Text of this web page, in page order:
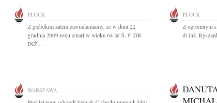
PŁOCK
Z głębokim żalem zawiadamiamy, że w dniu 22
grudnia 2009 roku zmarł w wieku 64 lat Ś. P. DR
INŻ....
PŁOCK
Z ogromnym
dr inż.
WARSZAWA